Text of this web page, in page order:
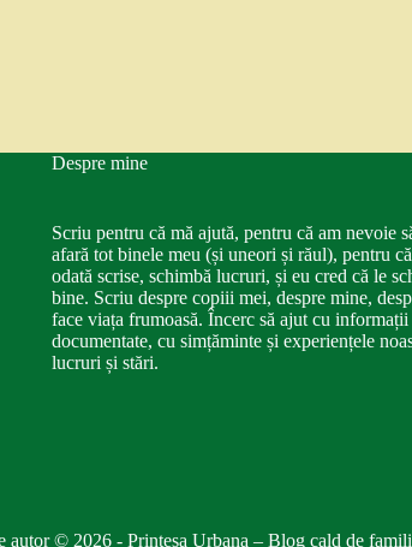
Despre mine
Scriu pentru că mă ajută, pentru că am nevoie
afară tot binele meu (și uneori și răul), pentru
odată scrise, schimbă lucruri, și eu cred că le
bine. Scriu despre copiii mei, despre mine,
face viața frumoasă. Încerc să ajut cu
documentate, cu simțăminte și experiențele
lucruri și stări.
autor © 2026 - Printesa Urbana – Blog cald de